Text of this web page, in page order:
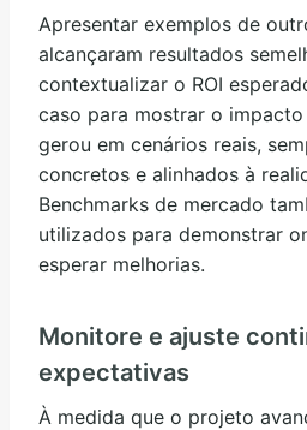
Apresentar exemplos de
alcançaram resultados
contextualizar o ROI
caso para mostrar o
gerou em cenários reais,
concretos e alinhados à
Benchmarks de mercado
utilizados para demonstrar
esperar melhorias.
Monitore e ajuste
expectativas
À medida que o projeto